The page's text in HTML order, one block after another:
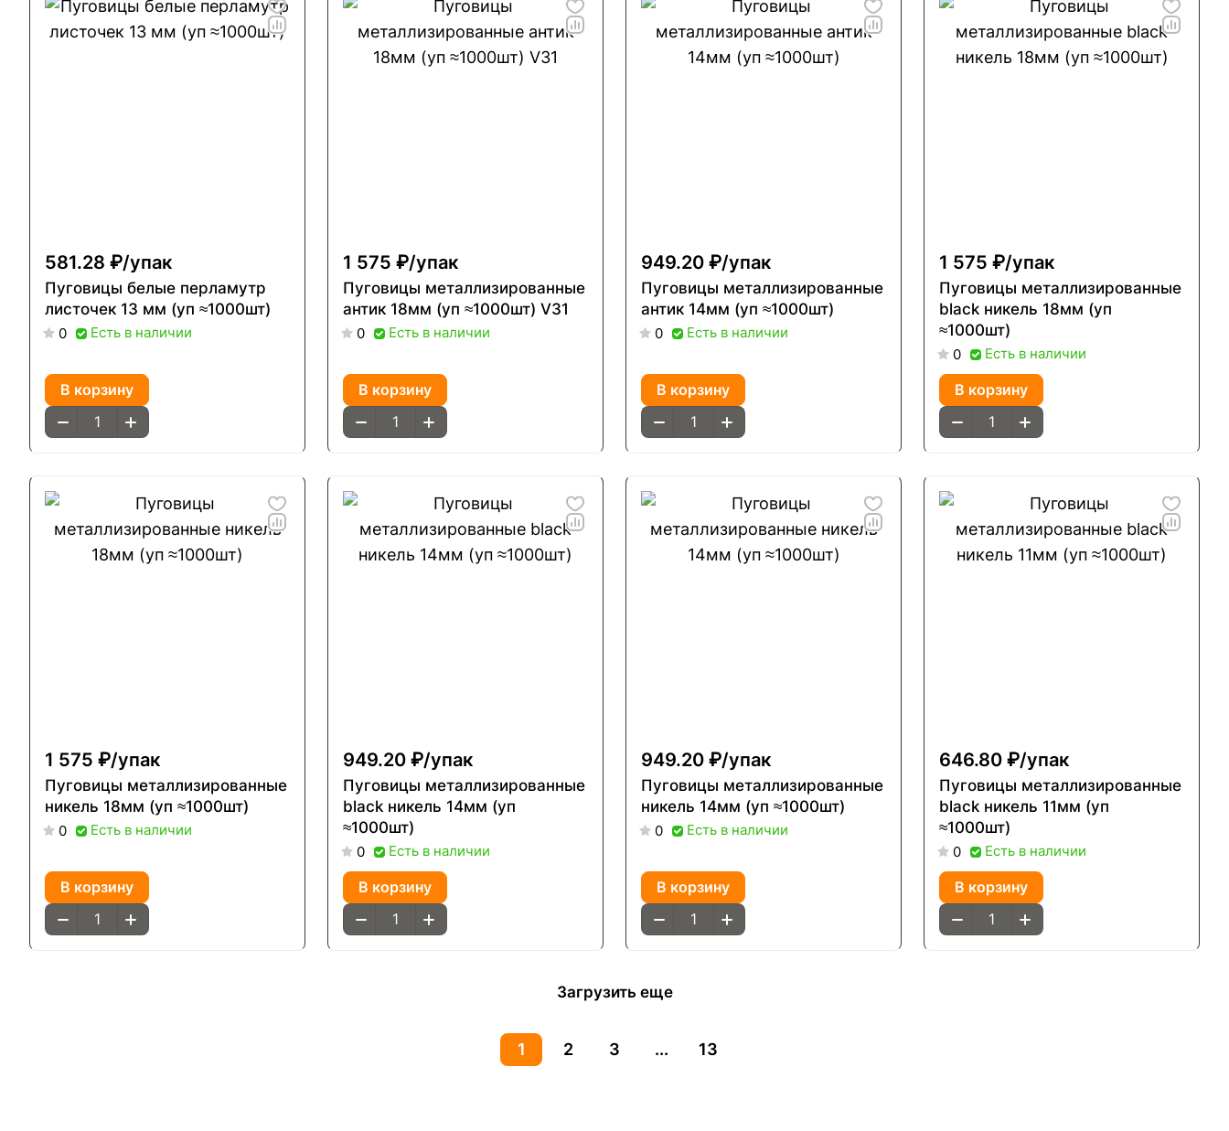
581.28 ₽/упак
Пуговицы белые перламутр
листочек 13 мм (уп ≈1000шт)
0 Есть в наличии
В корзину
1 575 ₽/упак
Пуговицы металлизированные
антик 18мм (уп ≈1000шт) V31
0 Есть в наличии
В корзину
949.20 ₽/упак
Пуговицы металлизированные
антик 14мм (уп ≈1000шт)
0 Есть в наличии
В корзину
1 575 ₽/упак
Пуговицы металлизированные
black никель 18мм (уп
≈1000шт)
0 Есть в наличии
В корзину
1 575 ₽/упак
Пуговицы металлизированные
никель 18мм (уп ≈1000шт)
0 Есть в наличии
В корзину
949.20 ₽/упак
Пуговицы металлизированные
black никель 14мм (уп
≈1000шт)
0 Есть в наличии
В корзину
949.20 ₽/упак
Пуговицы металлизированные
никель 14мм (уп ≈1000шт)
0 Есть в наличии
В корзину
646.80 ₽/упак
Пуговицы металлизированные
black никель 11мм (уп
≈1000шт)
0 Есть в наличии
В корзину
Загрузить еще
1 2 3 ... 13